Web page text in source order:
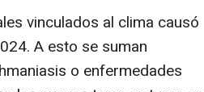
vinculados al clima causó
A esto se suman
o enfermedades